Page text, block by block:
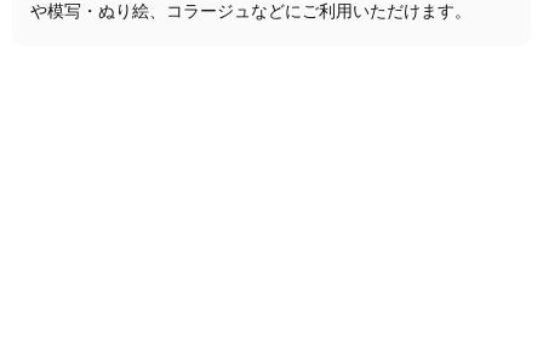
や模写・ぬり絵、コラージュなどにご利用いただけます。